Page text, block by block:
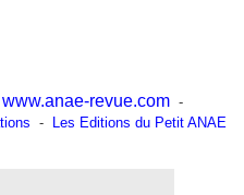
www.anae-revue.com -
- Les Editions du Petit ANAE